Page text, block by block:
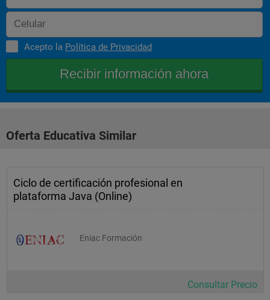
Acepto la Política de Privacidad
Oferta Educativa Similar
Ciclo de certificación profesional en
plataforma Java (Online)
Eniac Formación
Consultar Precio